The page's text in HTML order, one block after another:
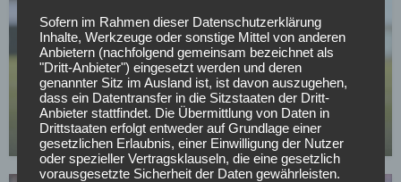
BUNDESLIGA
Wer kann sich am Wochenende aus dem
Abstiegskampf retten?
01.05.2026
Sofern im Rahmen dieser Datenschutzerklärung
Inhalte, Werkzeuge oder sonstige Mittel von anderen
Anbietern (nachfolgend gemeinsam bezeichnet als
"Dritt-Anbieter") eingesetzt werden und deren
genannter Sitz im Ausland ist, ist davon auszugehen,
dass ein Datentransfer in die Sitzstaaten der Dritt-
Anbieter stattfindet. Die Übermittlung von Daten in
Drittstaaten erfolgt entweder auf Grundlage einer
gesetzlichen Erlaubnis, einer Einwilligung der Nutzer
oder spezieller Vertragsklauseln, die eine gesetzlich
vorausgesetzte Sicherheit der Daten gewährleisten.